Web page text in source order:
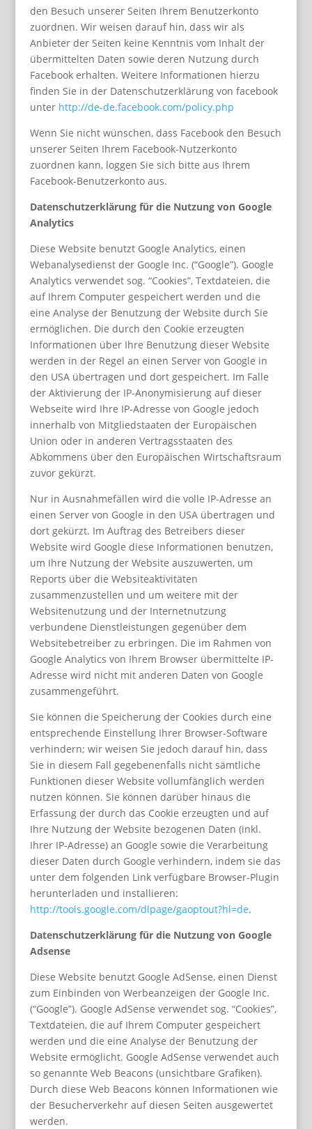
den Besuch unserer Seiten Ihrem Benutzerkonto
zuordnen. Wir weisen darauf hin, dass wir als
Anbieter der Seiten keine Kenntnis vom Inhalt der
übermittelten Daten sowie deren Nutzung durch
Facebook erhalten. Weitere Informationen hierzu
finden Sie in der Datenschutzerklärung von facebook
unter http://de-de.facebook.com/policy.php
Wenn Sie nicht wünschen, dass Facebook den Besuch
unserer Seiten Ihrem Facebook-Nutzerkonto
zuordnen kann, loggen Sie sich bitte aus Ihrem
Facebook-Benutzerkonto aus.
Datenschutzerklärung für die Nutzung von Google
Analytics
Diese Website benutzt Google Analytics, einen
Webanalysedienst der Google Inc. (“Google”). Google
Analytics verwendet sog. “Cookies”, Textdateien, die
auf Ihrem Computer gespeichert werden und die
eine Analyse der Benutzung der Website durch Sie
ermöglichen. Die durch den Cookie erzeugten
Informationen über Ihre Benutzung dieser Website
werden in der Regel an einen Server von Google in
den USA übertragen und dort gespeichert. Im Falle
der Aktivierung der IP-Anonymisierung auf dieser
Webseite wird Ihre IP-Adresse von Google jedoch
innerhalb von Mitgliedstaaten der Europäischen
Union oder in anderen Vertragsstaaten des
Abkommens über den Europäischen Wirtschaftsraum
zuvor gekürzt.
Nur in Ausnahmefällen wird die volle IP-Adresse an
einen Server von Google in den USA übertragen und
dort gekürzt. Im Auftrag des Betreibers dieser
Website wird Google diese Informationen benutzen,
um Ihre Nutzung der Website auszuwerten, um
Reports über die Websiteaktivitäten
zusammenzustellen und um weitere mit der
Websitenutzung und der Internetnutzung
verbundene Dienstleistungen gegenüber dem
Websitebetreiber zu erbringen. Die im Rahmen von
Google Analytics von Ihrem Browser übermittelte IP-
Adresse wird nicht mit anderen Daten von Google
zusammengeführt.
Sie können die Speicherung der Cookies durch eine
entsprechende Einstellung Ihrer Browser-Software
verhindern; wir weisen Sie jedoch darauf hin, dass
Sie in diesem Fall gegebenenfalls nicht sämtliche
Funktionen dieser Website vollumfänglich werden
nutzen können. Sie können darüber hinaus die
Erfassung der durch das Cookie erzeugten und auf
Ihre Nutzung der Website bezogenen Daten (inkl.
Ihrer IP-Adresse) an Google sowie die Verarbeitung
dieser Daten durch Google verhindern, indem sie das
unter dem folgenden Link verfügbare Browser-Plugin
herunterladen und installieren:
http://tools.google.com/dlpage/gaoptout?hl=de.
Datenschutzerklärung für die Nutzung von Google
Adsense
Diese Website benutzt Google AdSense, einen Dienst
zum Einbinden von Werbeanzeigen der Google Inc.
(“Google”). Google AdSense verwendet sog. “Cookies”,
Textdateien, die auf Ihrem Computer gespeichert
werden und die eine Analyse der Benutzung der
Website ermöglicht. Google AdSense verwendet auch
so genannte Web Beacons (unsichtbare Grafiken).
Durch diese Web Beacons können Informationen wie
der Besucherverkehr auf diesen Seiten ausgewertet
werden.